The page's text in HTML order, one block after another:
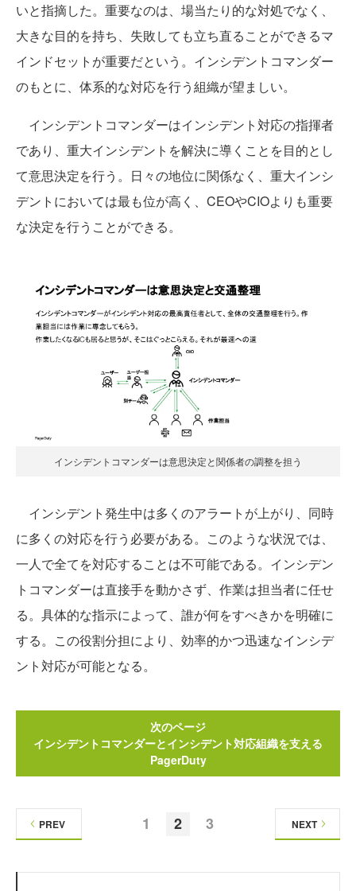
いと指摘した。重要なのは、場当たり的な対処でなく、
大きな目的を持ち、失敗しても立ち直ることができるマ
インドセットが重要だという。インシデントコマンダー
のもとに、体系的な対応を行う組織が望ましい。
インシデントコマンダーはインシデント対応の指揮者
であり、重大インシデントを解決に導くことを目的とし
て意思決定を行う。日々の地位に関係なく、重大インシ
デントにおいては最も位が高く、CEOやCIOよりも重要
な決定を行うことができる。
インシデントコマンダーは意思決定と関係者の調整を担う
インシデント発生中は多くのアラートが上がり、同時
に多くの対応を行う必要がある。このような状況では、
一人で全てを対応することは不可能である。インシデン
トコマンダーは直接手を動かさず、作業は担当者に任せ
る。具体的な指示によって、誰が何をすべきかを明確に
する。この役割分担により、効率的かつ迅速なインシデ
ント対応が可能となる。
次のページ
インシデントコマンダーとインシデント対応組織を支える
PagerDuty
1 2 3
PREV NEXT